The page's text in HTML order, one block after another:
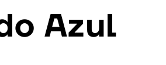
Azul